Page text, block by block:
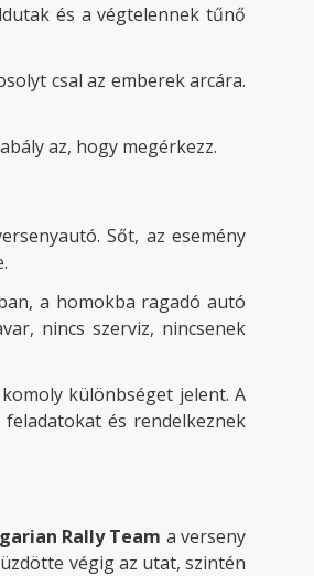
és a végtelennek tűnő
csal az emberek arcára.
az, hogy megérkezz.
Sőt, az esemény
a homokba ragadó autó
nincs szerviz, nincsenek
különbséget jelent. A
és rendelkeznek
Rally Team a verseny
végig az utat, szintén